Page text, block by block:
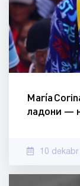
María
ладони —
10 dekabr